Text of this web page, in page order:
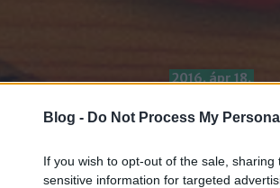
Blog - Do Not Process My
If you wish to opt-out of the sale,
sensitive information for targeted
2016. ápr 18.
Előadás és
Budapesti
írta:
a
Nem